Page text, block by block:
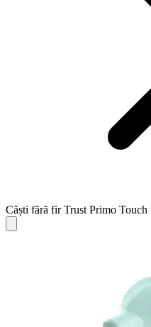
Căști fără fir Trust Primo Touch